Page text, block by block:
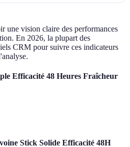
une vision claire des performances
En 2026, la plupart des
CRM pour suivre ces indicateurs
Efficacité 48 Heures Fraîcheur
Stick Solide Efficacité 48H